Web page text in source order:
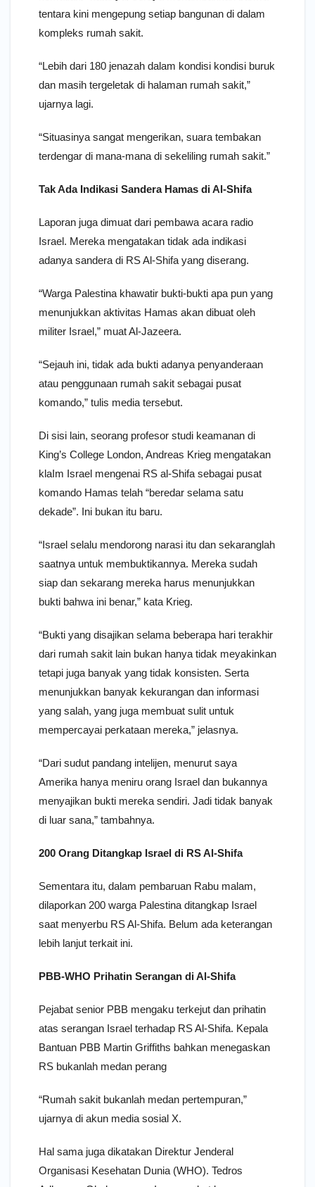
tentara kini mengepung setiap bangunan di dalam
kompleks rumah sakit.
“Lebih dari 180 jenazah dalam kondisi kondisi buruk
dan masih tergeletak di halaman rumah sakit,”
ujarnya lagi.
“Situasinya sangat mengerikan, suara tembakan
terdengar di mana-mana di sekeliling rumah sakit.”
Tak Ada Indikasi Sandera Hamas di Al-Shifa
Laporan juga dimuat dari pembawa acara radio
Israel. Mereka mengatakan tidak ada indikasi
adanya sandera di RS Al-Shifa yang diserang.
“Warga Palestina khawatir bukti-bukti apa pun yang
menunjukkan aktivitas Hamas akan dibuat oleh
militer Israel,” muat Al-Jazeera.
“Sejauh ini, tidak ada bukti adanya penyanderaan
atau penggunaan rumah sakit sebagai pusat
komando,” tulis media tersebut.
Di sisi lain, seorang profesor studi keamanan di
King’s College London, Andreas Krieg mengatakan
klaIm Israel mengenai RS al-Shifa sebagai pusat
komando Hamas telah “beredar selama satu
dekade”. Ini bukan itu baru.
“Israel selalu mendorong narasi itu dan sekaranglah
saatnya untuk membuktikannya. Mereka sudah
siap dan sekarang mereka harus menunjukkan
bukti bahwa ini benar,” kata Krieg.
“Bukti yang disajikan selama beberapa hari terakhir
dari rumah sakit lain bukan hanya tidak meyakinkan
tetapi juga banyak yang tidak konsisten. Serta
menunjukkan banyak kekurangan dan informasi
yang salah, yang juga membuat sulit untuk
mempercayai perkataan mereka,” jelasnya.
“Dari sudut pandang intelijen, menurut saya
Amerika hanya meniru orang Israel dan bukannya
menyajikan bukti mereka sendiri. Jadi tidak banyak
di luar sana,” tambahnya.
200 Orang Ditangkap Israel di RS Al-Shifa
Sementara itu, dalam pembaruan Rabu malam,
dilaporkan 200 warga Palestina ditangkap Israel
saat menyerbu RS Al-Shifa. Belum ada keterangan
lebih lanjut terkait ini.
PBB-WHO Prihatin Serangan di Al-Shifa
Pejabat senior PBB mengaku terkejut dan prihatin
atas serangan Israel terhadap RS Al-Shifa. Kepala
Bantuan PBB Martin Griffiths bahkan menegaskan
RS bukanlah medan perang
“Rumah sakit bukanlah medan pertempuran,”
ujarnya di akun media sosial X.
Hal sama juga dikatakan Direktur Jenderal
Organisasi Kesehatan Dunia (WHO). Tedros